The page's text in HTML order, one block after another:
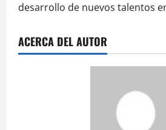
desarrollo de nuevos talentos
ACERCA DEL AUTOR